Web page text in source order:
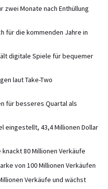
zwei Monate nach Enthüllung
für die kommenden Jahre in
digitale Spiele für bequemer
laut Take-Two
für besseres Quartal als
eingestellt, 43,4 Millionen Dollar
80 Millionen Verkäufe
von 100 Millionen Verkäufen
Verkäufe und wächst